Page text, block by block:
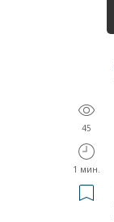
45
1 мин.